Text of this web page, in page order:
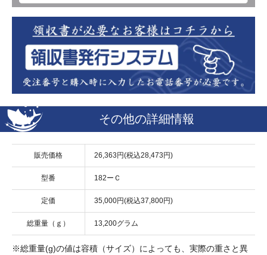
その他の詳細情報
販売価格 26,363円(税込28,473円)
型番 182ーＣ
定価 35,000円(税込37,800円)
総重量（ｇ） 13,200グラム
※総重量(g)の値は容積（サイズ）によっても、実際の重さと異